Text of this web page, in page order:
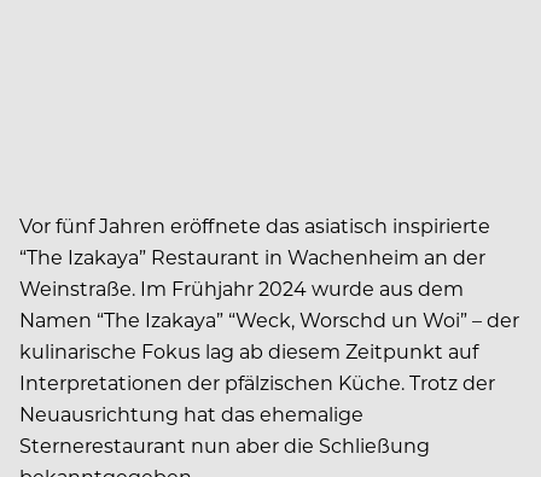
Vor fünf Jahren eröffnete das asiatisch inspirierte
“The Izakaya” Restaurant in Wachenheim an der
Weinstraße. Im Frühjahr 2024 wurde aus dem
Namen “The Izakaya” “Weck, Worschd un Woi” – der
kulinarische Fokus lag ab diesem Zeitpunkt auf
Interpretationen der pfälzischen Küche. Trotz der
Neuausrichtung hat das ehemalige
Sternerestaurant nun aber die Schließung